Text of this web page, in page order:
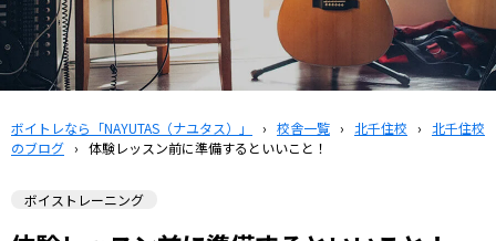
ボイトレなら「NAYUTAS（ナユタス）」 › 校舎一覧 › 北千住校 › 北千住校
のブログ › 体験レッスン前に準備するといいこと！
ボイストレーニング